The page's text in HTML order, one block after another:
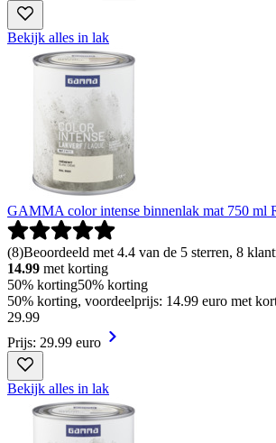
Bekijk alles in lak
GAMMA color intense binnenlak mat 750 ml
(8)Beoordeeld met 4.4 van de 5 sterren, 8
14.99 met korting
50% korting50% korting
50% korting, voordeelprijs: 14.99 euro met
29.99
Prijs: 29.99 euro
Bekijk alles in lak